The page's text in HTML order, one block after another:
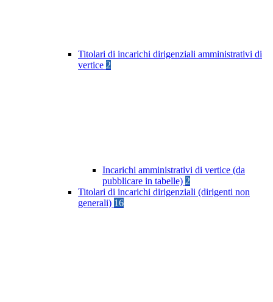
Titolari di incarichi dirigenziali amministrativi di
vertice 2
Incarichi amministrativi di vertice (da
pubblicare in tabelle) 2
Titolari di incarichi dirigenziali (dirigenti non
generali) 16